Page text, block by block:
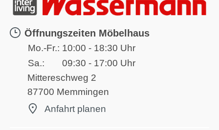
Öffnungszeiten Möbelhaus
Mo.-Fr.: 10:00 - 18:30 Uhr
Sa.:
09:30 - 17:00 Uhr
Mittereschweg 2
87700 Memmingen
Anfahrt planen